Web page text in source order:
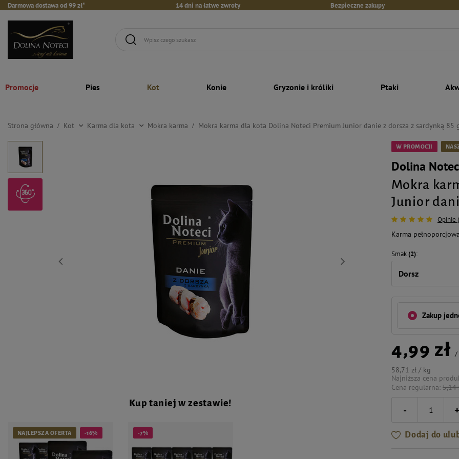
Darmowa dostawa od 99 zł* 14 dni na łatwe zwroty Bezpieczne zakupy
Promocje Pies Kot Konie Gryzonie i króliki Ptaki
Strona główna Kot Karma dla kota Mokra karma Mokra karma dla kota Dolina Noteci Premium Junior danie z dorsza z sardynką 85
W PROMOCJI
Dolina
Mokra
Junior
Opinie
Karma
Smak(2)
Dorsz
Zakup
4,99 zł /
58,71 zł / kg
Najniższa cena
Cena regularna: 5,14
- +
Dodaj do
Kup taniej w zestawie!
NAJLEPSZA OFERTA -16% -7%